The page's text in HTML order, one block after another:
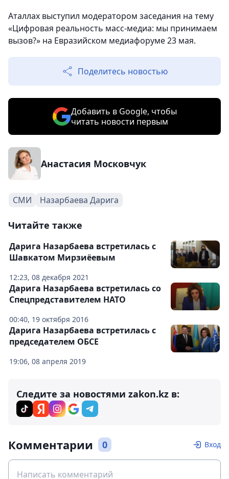
Аталлах выступил модератором заседания на тему
«Цифровая реальность масс-медиа: мы принимаем
вызов?» на Евразийском медиафоруме 23 мая.
Поделитесь новостью
Добавить в Google, чтобы
читать новости первым
Анастасия Московчук
СМИ Назарбаева Дарига
Читайте также
12:23, 08 декабря 2021
Дарига Назарбаева встретилась с
Шавкатом Мирзиёевым
00:40, 19 октября 2016
Дарига Назарбаева встретилась со
Спецпредставителем НАТО
19:06, 08 апреля 2019
Дарига Назарбаева встретилась с
председателем ОБСЕ
Следите за новостями zakon.kz в:
Комментарии 0 Вход